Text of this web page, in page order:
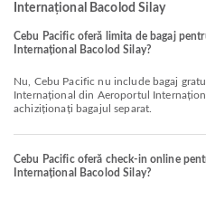
Internațional Bacolod Silay
Cebu Pacific oferă limita de bagaj
Internațional Bacolod Silay?
Nu, Cebu Pacific nu include bagaj gratuit pentru zborurile Național &
Internațional din Aeroportul
achiziționați bagajul separat.
Cebu Pacific oferă check-in online
Internațional Bacolod Silay?